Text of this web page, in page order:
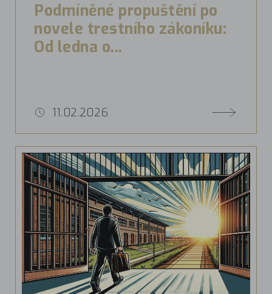
Podmíněné propuštění po
novele trestního zákoníku:
Od ledna o...
11.02.2026